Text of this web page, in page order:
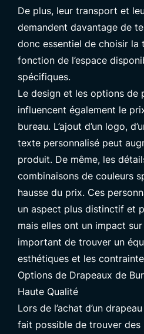
De plus, leur transport et
demandent davantage de
donc essentiel de choisir la
fonction de l’espace
spécifiques.
Le design et les options de
influencent également le
bureau. L’ajout d’un logo,
texte personnalisé peut
produit. De même, les
combinaisons de couleurs
hausse du prix. Ces
un aspect plus distinctif et
mais elles ont un impact
important de trouver un
esthétiques et les
Options de Drapeaux de
Haute Qualité
Lors de l’achat d’un
fait possible de trouver des